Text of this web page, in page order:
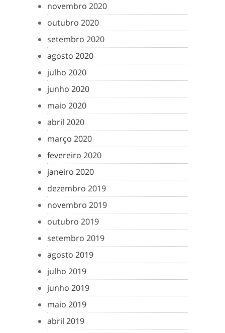
novembro 2020
outubro 2020
setembro 2020
agosto 2020
julho 2020
junho 2020
maio 2020
abril 2020
março 2020
fevereiro 2020
janeiro 2020
dezembro 2019
novembro 2019
outubro 2019
setembro 2019
agosto 2019
julho 2019
junho 2019
maio 2019
abril 2019